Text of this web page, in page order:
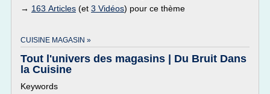
→ 163 Articles (et 3 Vidéos) pour ce thème
CUISINE MAGASIN »
Tout l'univers des magasins | Du Bruit Dans
la Cuisine
Keywords